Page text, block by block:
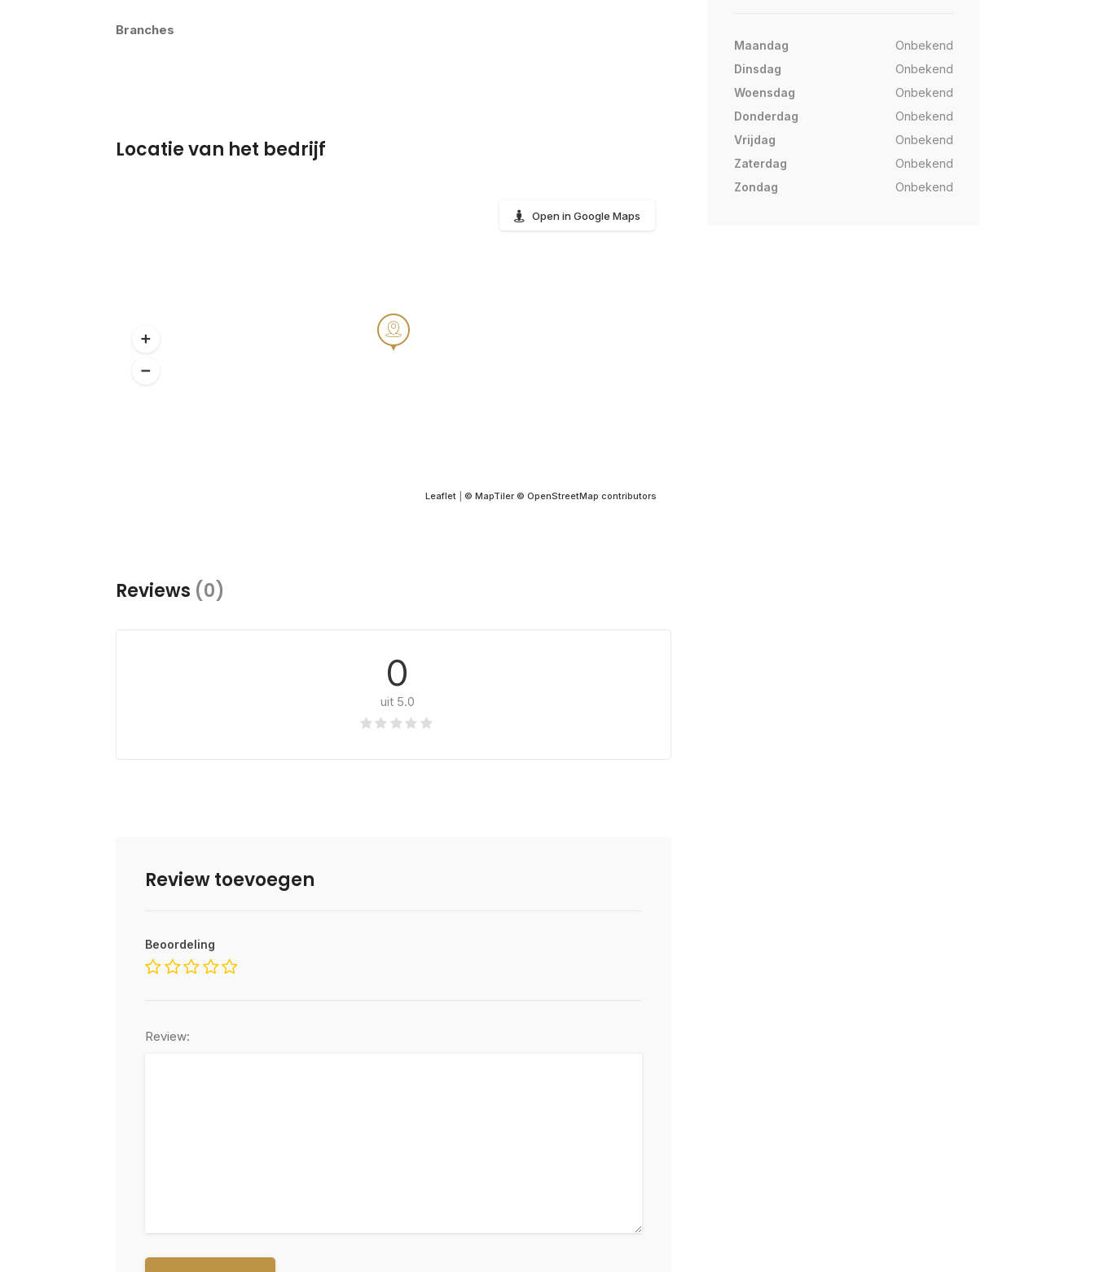
Branches
Locatie van het bedrijf
Leaflet| © MapTiler © OpenStreetMap contributors
Open in Google Maps
Reviews (0)
0
uit 5.0
Review toevoegen
Beoordeling
Review:
Maandag
Onbekend
Dinsdag
Onbekend
Woensdag
Onbekend
Donderdag
Onbekend
Vrijdag
Onbekend
Zaterdag
Onbekend
Zondag
Onbekend